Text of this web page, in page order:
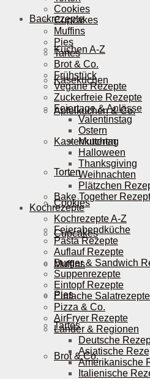
Backrezepte
Kuchen A-Z
Käsekuchen
Apfelkuchen & Co.
Kastenkuchen
Torten
Cookies
Cupcakes
Muffins
Pies
Tartes
Brot & Co.
Cookies
Cupcakes
Muffins
Pies
Tartes
Brot & Co.
Frühstück
Vegane Rezepte
Zuckerfreie Rezepte
Feiertage & Anlässe
Valentinstag
Ostern
Muttertag
Halloween
Thanksgiving
Weihnachten
Plätzchen
Bake Together
Kochrezepte
Kochrezepte A-Z
Feierabendküche
Pasta Rezepte
Auflauf Rezepte
Burger & Sandwich
Suppenrezepte
Eintopf Rezepte
Einfache Salatrezepte
Pizza & Co.
AirFryer Rezepte
Länder & Regionen
Deutsche
Asiatische
Amerikanische
Italienische